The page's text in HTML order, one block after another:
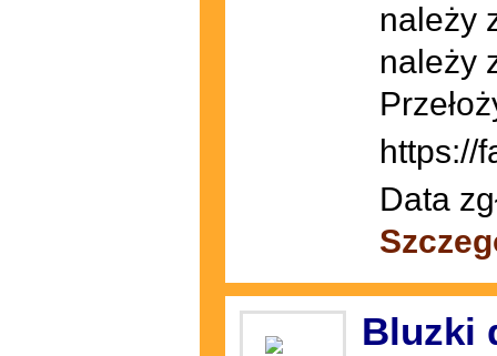
należy
należy
https://
Data
Bluzki